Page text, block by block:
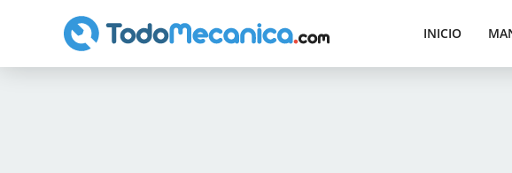
INICIO